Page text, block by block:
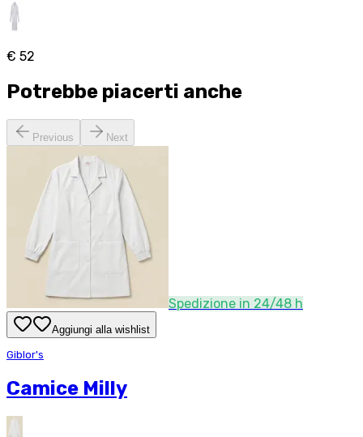
€ 52
Potrebbe piacerti anche
Previous Next
Spedizione in 24/48 h
Aggiungi alla wishlist
Giblor's
Camice Milly